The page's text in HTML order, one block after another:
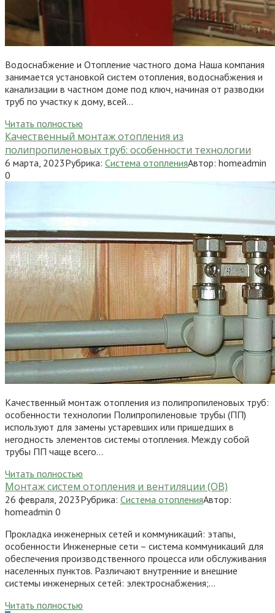
Водоснабжение и Отопление частного дома Наша компания
занимается установкой систем отопления, водоснабжения и
канализации в частном доме под ключ, начиная от разводки
труб по участку к дому, всей…
Читать полностью
Качественный монтаж отопления из
полипропиленовых труб: особенности технологии
6 марта, 2023Рубрика: Система отопленияАвтор: homeadmin
0
Качественный монтаж отопления из полипропиленовых труб:
особенности технологии Полипропиленовые трубы (ПП)
используют для замены устаревших или пришедших в
негодность элементов системы отопления. Между собой
трубы ПП чаще всего…
Читать полностью
Монтаж систем отопления и вентиляции (ОВ)
26 февраля, 2023Рубрика: Система отопленияАвтор:
homeadmin 0
Прокладка инженерных сетей и коммуникаций: этапы,
особенности Инженерные сети – система коммуникаций для
обеспечения производственного процесса или обслуживания
населенных пунктов. Различают внутренние и внешние
системы инженерных сетей: электроснабжения;…
Читать полностью